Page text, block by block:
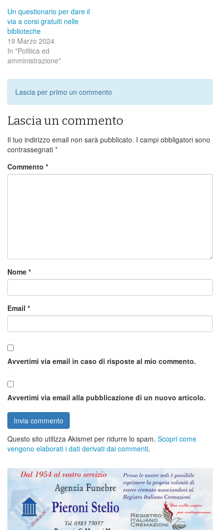
Un questionario per dare il
via a corsi gratuiti nelle
biblioteche
19 Marzo 2024
In "Politica ed
amministrazione"
Lascia per primo un commento
Lascia un commento
Il tuo indirizzo email non sarà pubblicato. I campi obbligatori sono
contrassegnati *
Commento *
Nome *
Email *
Avvertimi via email in caso di risposte al mio commento.
Avvertimi via email alla pubblicazione di un nuovo articolo.
Questo sito utilizza Akismet per ridurre lo spam. Scopri come
vengono elaborati i dati derivati dai commenti.